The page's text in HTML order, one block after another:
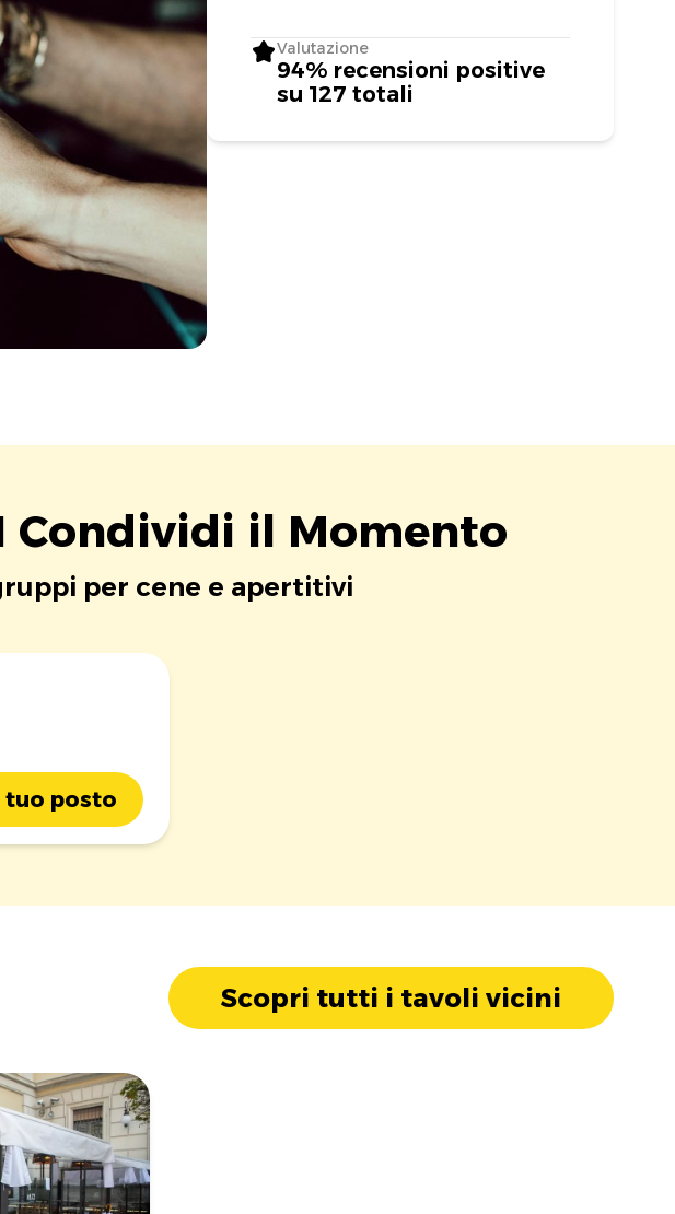
Valutazione
94% recensioni positive
su 127 totali
Condividi il Momento
per cene e apertitivi
tuo posto
Scopri tutti i tavoli vicini